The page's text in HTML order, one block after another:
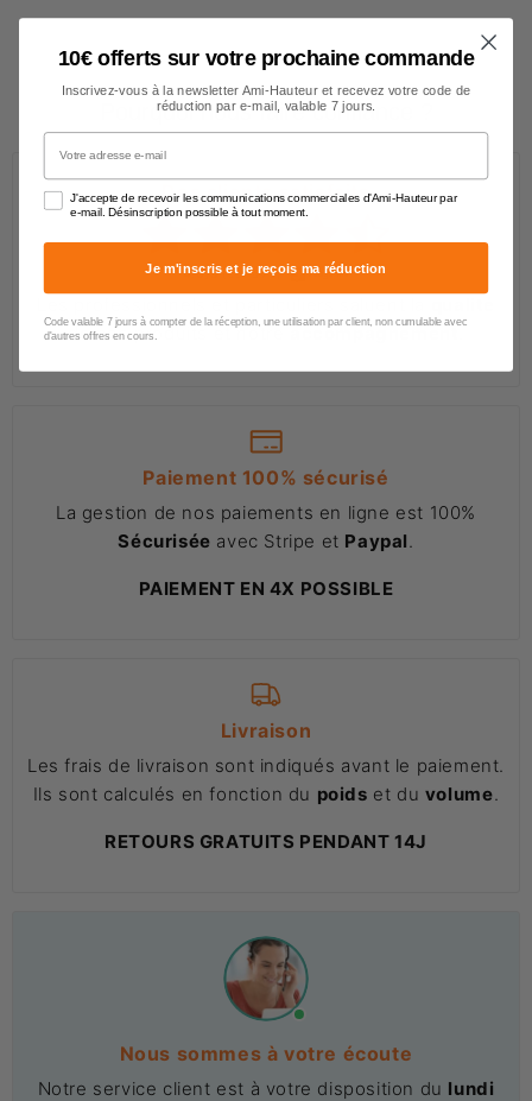
Pourquoi nous faire confiance ?
Des clients satisfaits
4.6/5(651 avis)
de nos produits et notreaccompagnement.
Paiement 100% sécurisé
La gestion de nos paiements en ligne est 100%
Sécurisée avec Stripe et Paypal
PAIEMENT EN 4X POSSIBLE
Livraison
Les frais de livraison sont indiqués avant le paiement.
Ils sont calculés en fonction du poids et du volume
RETOURS GRATUITS PENDANT 14J
Nous sommes à votre écoute
Notre service client est à votre disposition du lundi
10€ offerts sur votre prochaine commande
Inscrivez-vous à la newsletter Ami-Hauteur et recevez votre code de
réduction par e-mail, valable 7 jours.
Votre adresse e-mail
J'accepte de recevoir les communications commerciales d'Ami-Hauteur par
e-mail. Désinscription possible à tout moment.
Je m'inscris et je reçois ma réduction
Code valable 7 jours à compter de la réception, une utilisation par client, non cumulable avec
d'autres offres en cours.